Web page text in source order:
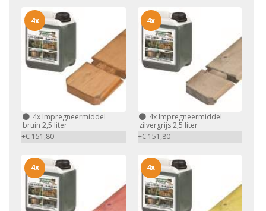
4x Impregneermiddel
bruin 2,5 liter
+€ 151,80
4x
4xImpregneermiddel
zilvergrijs 2,5 liter
+€ 151,80
4x
4x 4x